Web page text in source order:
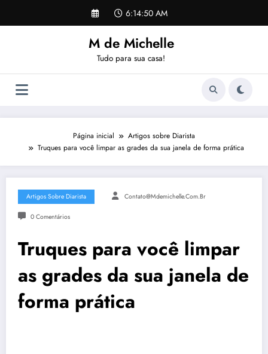
o
6:14:50 AM
M de Michelle
Tudo para sua casa!
Página inicial
Artigos sobre Diarista
Truques para você limpar as grades da sua janela de forma prática
Artigos Sobre Diarista Contato@mdemichelle.com.br
0 Comentários
Truques para você limpar
as grades da sua janela de
forma prática